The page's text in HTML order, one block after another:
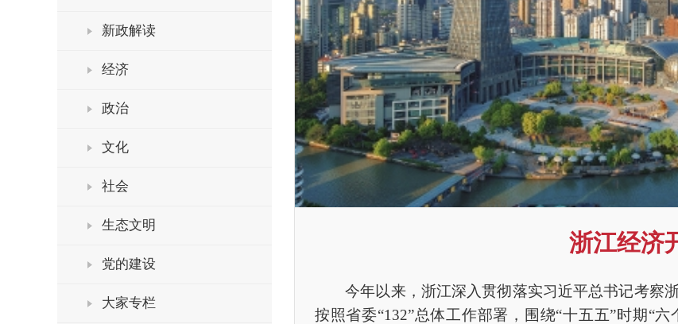
新政解读
经济
政治
文化
社会
生态文明
党的建设
大家专栏
浙江经济
今年以来，浙江深入贯彻落实习近平总书记考察浙
按照省委“132”总体工作部署，围绕“十五五”时期“